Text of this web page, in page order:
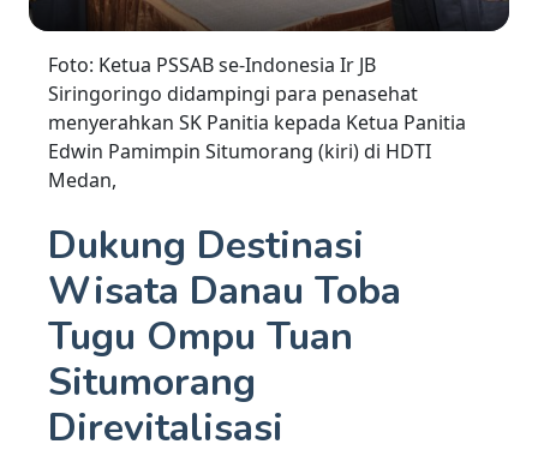
Foto: Ketua PSSAB se-Indonesia Ir JB
Siringoringo didampingi para penasehat
menyerahkan SK Panitia kepada Ketua Panitia
Edwin Pamimpin Situmorang (kiri) di HDTI
Medan,
Dukung Destinasi
Wisata Danau Toba
Tugu Ompu Tuan
Situmorang
Direvitalisasi